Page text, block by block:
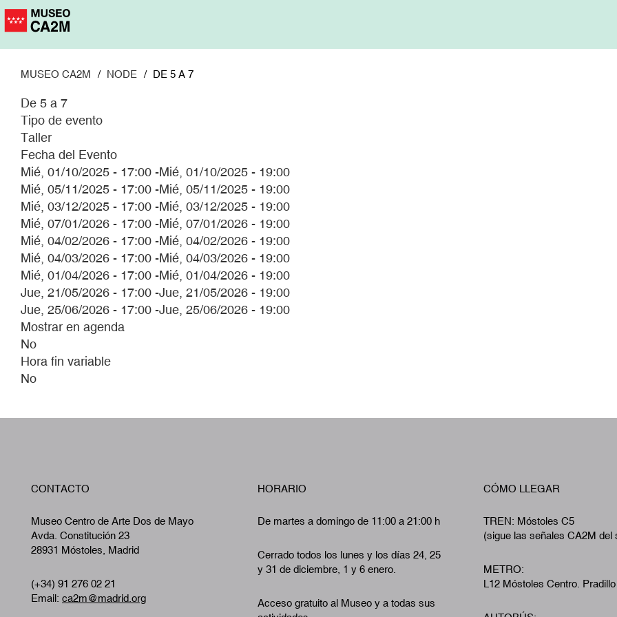
Pasar
MUSEO CA2M NODE DE 5 A 7
De 5 a 7
Tipo de evento
Taller
Fecha del Evento
Mié, 01/10/2025 - 17:00 -Mié, 01/10/2025 - 19:00
Mié, 05/11/2025 - 17:00 -Mié, 05/11/2025 - 19:00
Mié, 03/12/2025 - 17:00 -Mié, 03/12/2025 - 19:00
Mié, 07/01/2026 - 17:00 -Mié, 07/01/2026 - 19:00
Mié, 04/02/2026 - 17:00 -Mié, 04/02/2026 - 19:00
Mié, 04/03/2026 - 17:00 -Mié, 04/03/2026 - 19:00
Mié, 01/04/2026 - 17:00 -Mié, 01/04/2026 - 19:00
Jue, 21/05/2026 - 17:00 -Jue, 21/05/2026 - 19:00
Jue, 25/06/2026 - 17:00 -Jue, 25/06/2026 - 19:00
Mostrar en agenda
No
Hora fin variable
No
CONTACTO
Museo Centro de Arte Dos de Mayo
Avda. Constitución 23
28931 Móstoles, Madrid
(+34) 91 276 02 21
Email: ca2m@madrid.org
HORARIO
De martes a domingo de 11:00 a 21:00 h
Cerrado todos los lunes y los días 24, 25
y 31 de diciembre, 1 y 6 enero.
Acceso gratuito al Museo y a todas sus
CÓMO LLEGAR
TREN: Móstoles C5
(sigue las señales CA2M del
METRO:
L12 Móstoles Centro. Pradillo